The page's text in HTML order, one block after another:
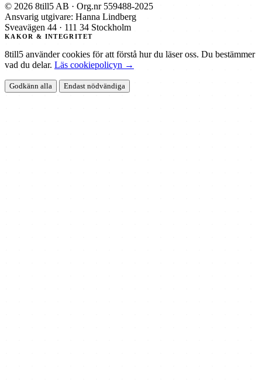
© 2026 8till5 AB · Org.nr 559488-2025
Ansvarig utgivare: Hanna Lindberg
Sveavägen 44 · 111 34 Stockholm
KAKOR & INTEGRITET
8till5 använder cookies för att förstå hur du läser oss. Du bestämmer
vad du delar. Läs cookiepolicyn →
Godkänn alla Endast nödvändiga